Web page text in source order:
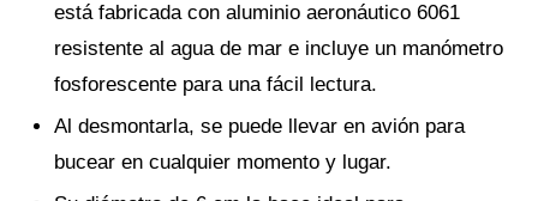
está fabricada con aluminio aeronáutico 6061
resistente al agua de mar e incluye un manómetro
fosforescente para una fácil lectura.
Al desmontarla, se puede llevar en avión para
bucear en cualquier momento y lugar.